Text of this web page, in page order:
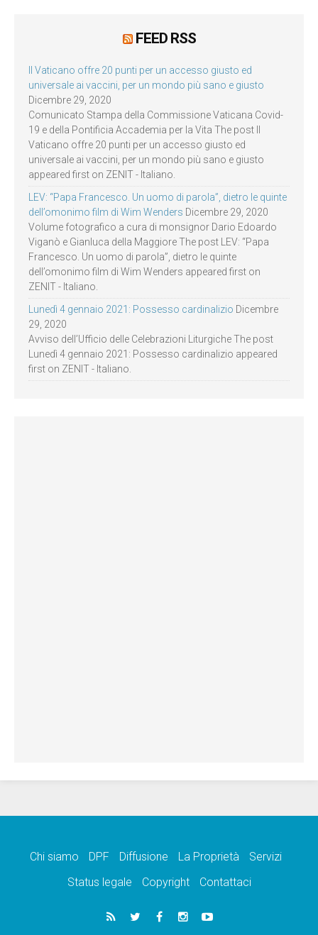
FEED RSS
Il Vaticano offre 20 punti per un accesso giusto ed
universale ai vaccini, per un mondo più sano e giusto
Dicembre 29, 2020
Comunicato Stampa della Commissione Vaticana Covid-
19 e della Pontificia Accademia per la Vita The post Il
Vaticano offre 20 punti per un accesso giusto ed
universale ai vaccini, per un mondo più sano e giusto
appeared first on ZENIT - Italiano.
LEV: “Papa Francesco. Un uomo di parola”, dietro le quinte
dell’omonimo film di Wim Wenders Dicembre 29, 2020
Volume fotografico a cura di monsignor Dario Edoardo
Viganò e Gianluca della Maggiore The post LEV: “Papa
Francesco. Un uomo di parola”, dietro le quinte
dell’omonimo film di Wim Wenders appeared first on
ZENIT - Italiano.
Lunedì 4 gennaio 2021: Possesso cardinalizio Dicembre
29, 2020
Avviso dell’Ufficio delle Celebrazioni Liturgiche The post
Lunedì 4 gennaio 2021: Possesso cardinalizio appeared
first on ZENIT - Italiano.
Chi siamo DPF Diffusione La Proprietà
Servizi
Status legale
Copyright Contattaci